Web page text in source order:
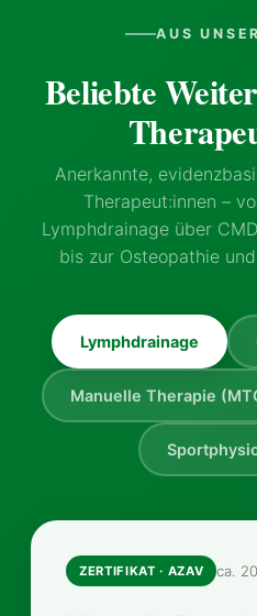
AUS
Beliebte
Anerkannte,
Therapeut:innen –
Lymphdrainage über
bis zur Osteopathie
Lymphdrainage
Manuelle Therapie
ZERTIFIKAT · AZAV ca.